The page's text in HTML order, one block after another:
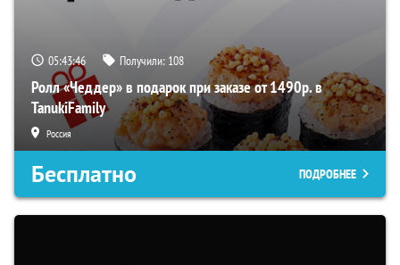
05:43:45 Получили: 108
Ролл «Чеддер» в подарок при заказе от 1490р. в
TanukiFamily
Россия
Бесплатно ПОДРОБНЕЕ